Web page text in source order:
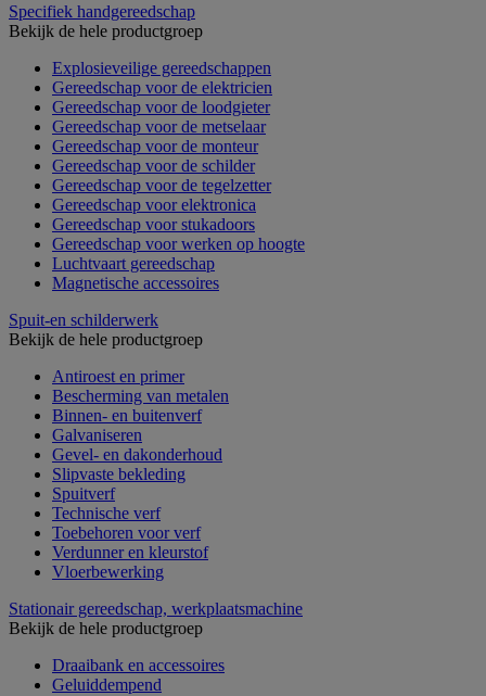
Specifiek handgereedschap
Bekijk de hele productgroep
Explosieveilige gereedschappen
Gereedschap voor de elektricien
Gereedschap voor de loodgieter
Gereedschap voor de metselaar
Gereedschap voor de monteur
Gereedschap voor de schilder
Gereedschap voor de tegelzetter
Gereedschap voor elektronica
Gereedschap voor stukadoors
Gereedschap voor werken op hoogte
Luchtvaart gereedschap
Magnetische accessoires
Spuit-en schilderwerk
Bekijk de hele productgroep
Antiroest en primer
Bescherming van metalen
Binnen- en buitenverf
Galvaniseren
Gevel- en dakonderhoud
Slipvaste bekleding
Spuitverf
Technische verf
Toebehoren voor verf
Verdunner en kleurstof
Vloerbewerking
Stationair gereedschap, werkplaatsmachine
Bekijk de hele productgroep
Draaibank en accessoires
Geluiddempend